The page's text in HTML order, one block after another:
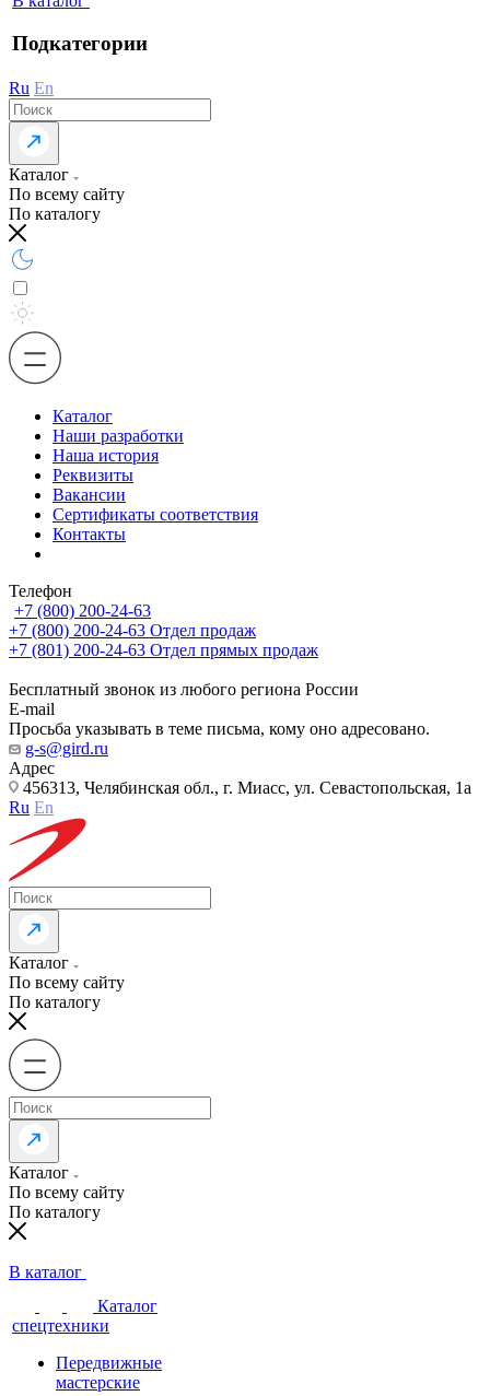
Подкатегории
Ru En
Каталог
По всему сайту
По каталогу
Каталог
Наши разработки
Наша история
Реквизиты
Вакансии
Сертификаты соответствия
Контакты
Телефон
+7 (800) 200-24-63
+7 (800) 200-24-63 Отдел продаж
+7 (801) 200-24-63 Отдел прямых продаж
Бесплатный звонок из любого региона России
E-mail
Просьба указывать в теме письма, кому оно адресовано.
g-s@gird.ru
Адрес
456313, Челябинская обл., г. Миасс, ул. Севастопольская, 1а
Ru En
Каталог
По всему сайту
По каталогу
Каталог
По всему сайту
По каталогу
В каталог
Каталог
спецтехники
Передвижные
мастерские